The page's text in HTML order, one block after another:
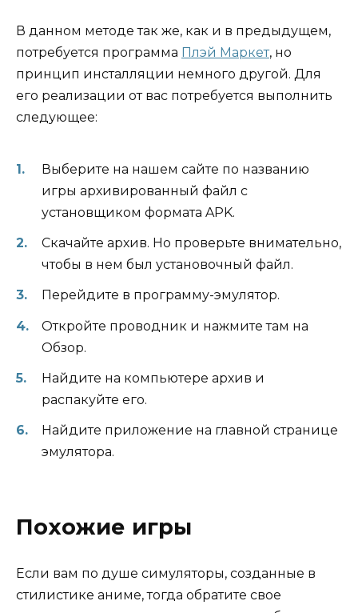
В данном методе так же, как и в предыдущем,
потребуется программа Плэй Маркет, но
принцип инсталляции немного другой. Для
его реализации от вас потребуется выполнить
следующее:
Выберите на нашем сайте по названию
игры архивированный файл с
установщиком формата APK.
Скачайте архив. Но проверьте внимательно,
чтобы в нем был установочный файл.
Перейдите в программу-эмулятор.
Откройте проводник и нажмите там на
Обзор.
Найдите на компьютере архив и
распакуйте его.
Найдите приложение на главной странице
эмулятора.
Похожие игры
Если вам по душе симуляторы, созданные в
стилистике аниме, тогда обратите свое